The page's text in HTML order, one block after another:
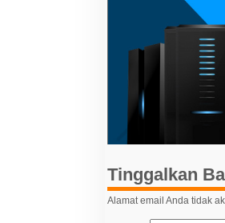
g
a
Tinggalkan
Alamat email Anda tidak